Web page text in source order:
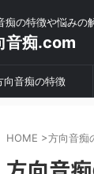
痴の特徴や悩みの
音痴.com
向音痴の特徴
HOME >方向音痴